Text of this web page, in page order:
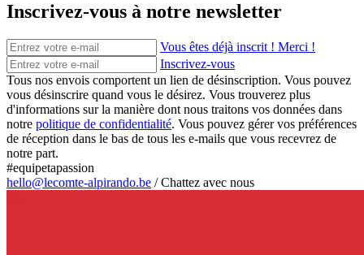
Inscrivez-vous à notre newsletter
Vous êtes déjà inscrit ! Merci !
Inscrivez-vous
Tous nos envois comportent un lien de désinscription. Vous pouvez
vous désinscrire quand vous le désirez. Vous trouverez plus
d'informations sur la manière dont nous traitons vos données dans
notre politique de confidentialité. Vous pouvez gérer vos préférences
de réception dans le bas de tous les e-mails que vous recevrez de
notre part.
#equipetapassion
hello@lecomte-alpirando.be /Chattez avec nous